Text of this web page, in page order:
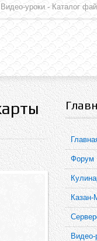
уроки - Каталог
Форум
Казан-